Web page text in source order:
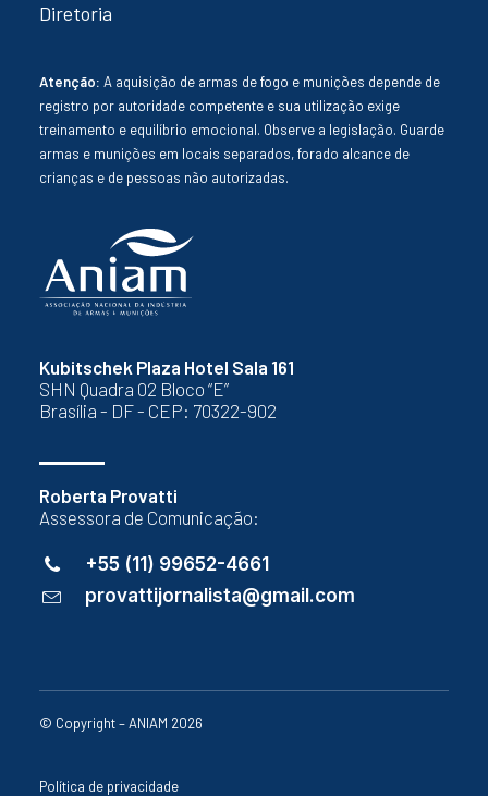
Kubitschek Plaza Hotel Sala 161
SHN Quadra 02 Bloco “E”
Brasília - DF - CEP: 70322-902
Roberta Provatti
Assessora de Comunicação:
+55 (11) 99652-4661
provattijornalista@gmail.com
Diretoria
Atenção: A aquisição de armas de fogo e munições depende de
registro por autoridade competente e sua utilização exige
treinamento e equilíbrio emocional. Observe a legislação. Guarde
armas e munições em locais separados, forado alcance de
crianças e de pessoas não autorizadas.
© Copyright – ANIAM 2026
Política de privacidade